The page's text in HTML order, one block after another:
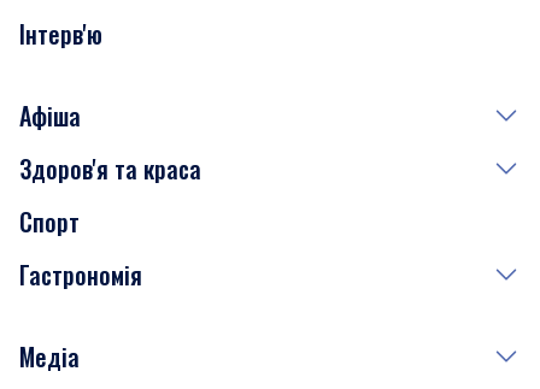
Інтерв'ю
Афіша
Сьогодні
Завтра
Субота
Здоров'я та краса
Медицина
Краса
Спорт
Гастрономія
Рецепти
Медіа